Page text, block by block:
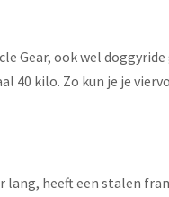
Gear, ook wel
kilo. Zo kun je je
heeft een stalen